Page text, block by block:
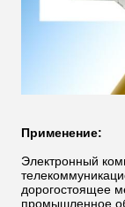
Применение:
Электронный
дорогостоящее
промышленное